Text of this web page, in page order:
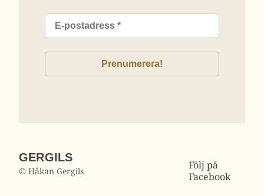
GERGILS
© Håkan Gergils
Följ på
Facebook